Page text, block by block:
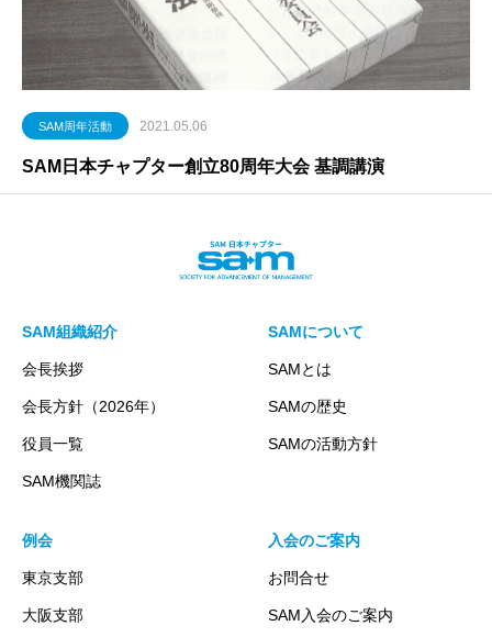
SAM周年活動 2021.05.06
SAM日本チャプター創立80周年大会 基調講演
SAM組織紹介
会長挨拶
会長方針（2026年）
役員一覧
SAM機関誌
SAMについて
SAMとは
SAMの歴史
SAMの活動方針
例会
東京支部
大阪支部
入会のご案内
お問合せ
SAM入会のご案内